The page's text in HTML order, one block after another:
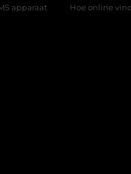
online vindbaarheid verandert